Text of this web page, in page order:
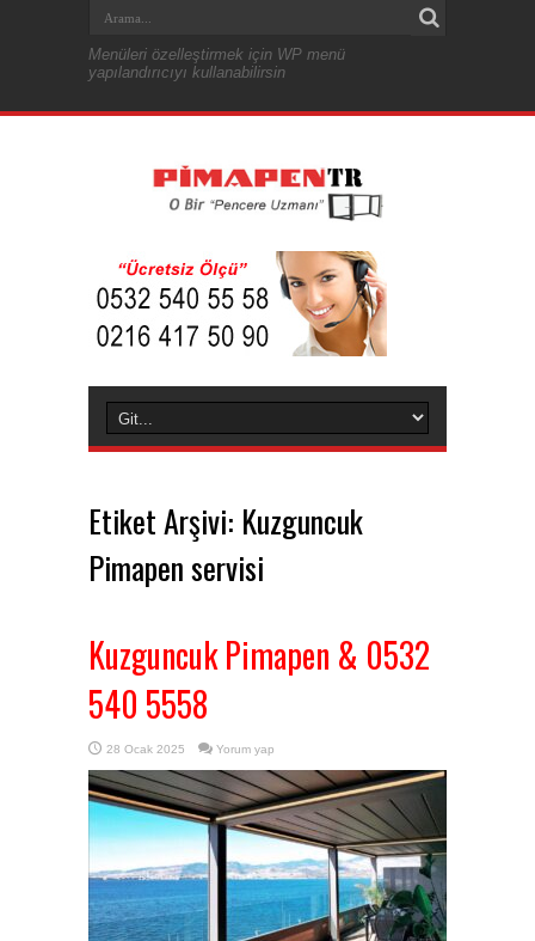
Menüleri özelleştirmek için WP menü
yapılandırıcıyı kullanabilirsin
Etiket Arşivi: Kuzguncuk
Pimapen servisi
Kuzguncuk Pimapen & 0532
540 5558
28 Ocak 2025 Yorum yap